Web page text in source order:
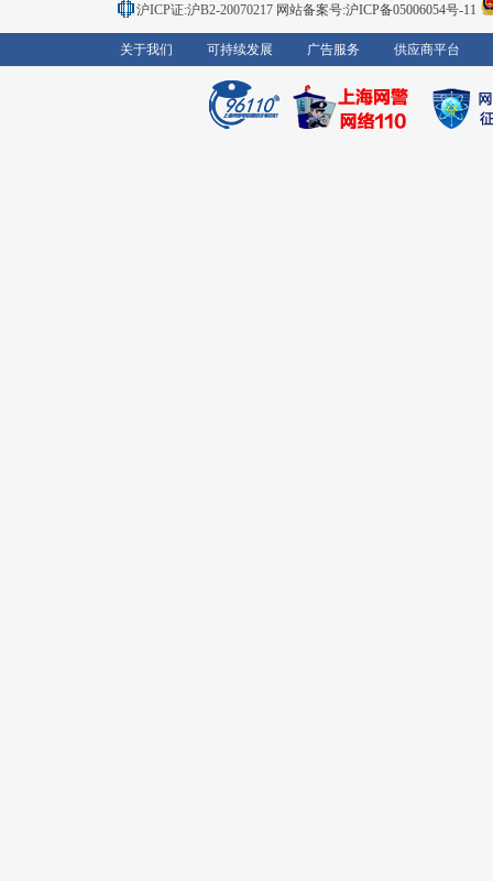
沪ICP证:沪B2-20070217 网站备案号:沪ICP备05006054号-11
关于我们 可持续发展 广告服务 供应商平台